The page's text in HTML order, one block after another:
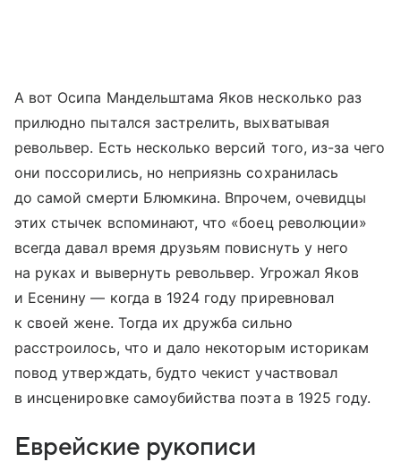
А вот Осипа Мандельштама Яков несколько раз
прилюдно пытался застрелить, выхватывая
револьвер. Есть несколько версий того, из-за чего
они поссорились, но неприязнь сохранилась
до самой смерти Блюмкина. Впрочем, очевидцы
этих стычек вспоминают, что «боец революции»
всегда давал время друзьям повиснуть у него
на руках и вывернуть револьвер. Угрожал Яков
и Есенину — когда в 1924 году приревновал
к своей жене. Тогда их дружба сильно
расстроилось, что и дало некоторым историкам
повод утверждать, будто чекист участвовал
в инсценировке самоубийства поэта в 1925 году.
Еврейские рукописи